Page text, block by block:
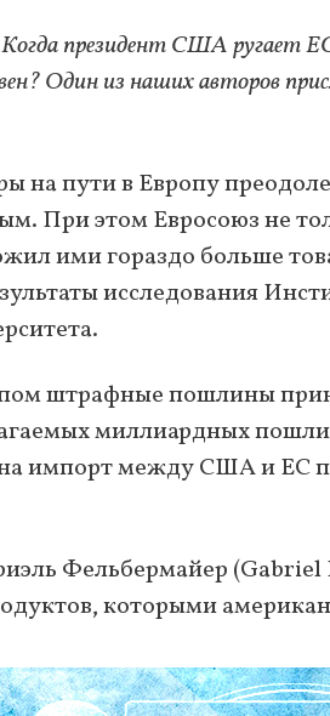
Когда президент США ругает
Один из наших авторов
на пути в Европу
При этом Евросоюз не
ими гораздо больше
исследования
штрафные пошлины
миллиардных
импорт между США и ЕС
Фельбермайер
которыми